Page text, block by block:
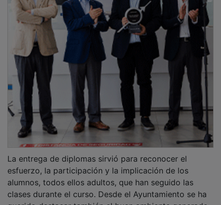
esfuerzo, la participación y la implicación de los
alumnos, todos ellos adultos, que han seguido las
clases durante el curso. Desde el Ayuntamiento se ha
querido destacar también el buen ambiente generado